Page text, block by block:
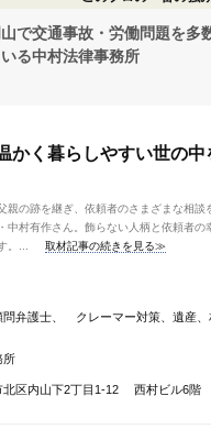
山で交通事故・労働問題を多
る中村法律事務所
かく暮らしやすい世の中
の跡を継ぎ、依頼者のさまざまな相談
中村有作さん。飾らない人柄と依頼者の
。...
取材記事の続きを見る≫
問弁護士、 クレーマー対策、遺産、
所
北区内山下2丁目1-12 西村ビル6階